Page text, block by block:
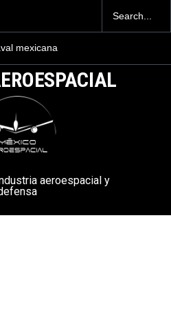
mexicana
mexicanos cuesta 2.9
millones de dólares
aeroespacial y